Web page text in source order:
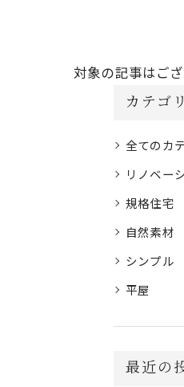
対象の記事はご
カテゴ
全てのカ
リノベー
規格住宅
自然素材
シンプル
平屋
最近の